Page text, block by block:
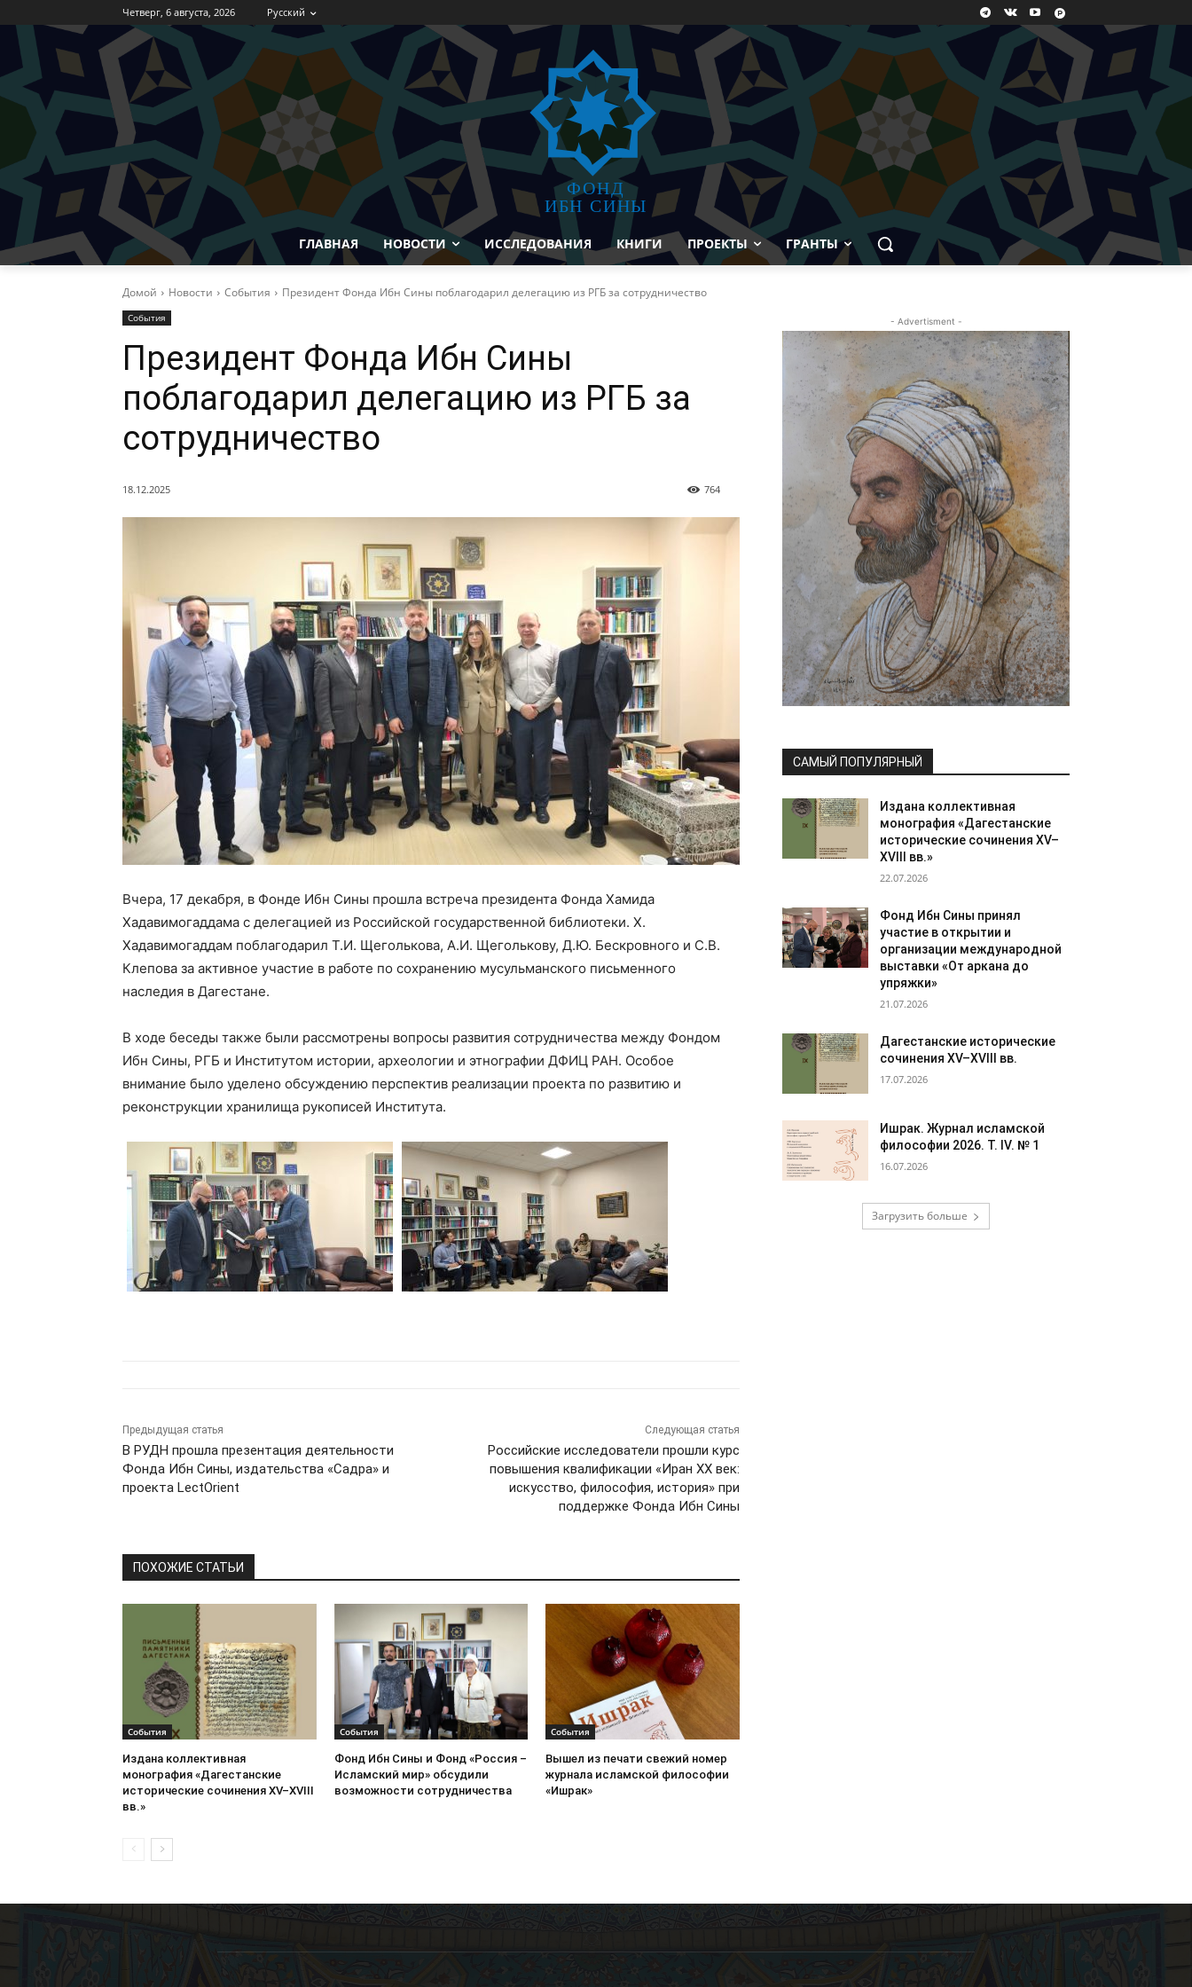
Четверг, 6 августа, 2026 Русский
ФОНД
ИБН СИНЫ
ГЛАВНАЯ НОВОСТИ ИССЛЕДОВАНИЯ КНИГИ ПРОЕКТЫ ГРАНТЫ
Домой Новости События Президент Фонда Ибн Сины поблагодарил делегацию из РГБ за сотрудничество
События
Президент Фонда Ибн Сины
поблагодарил делегацию из РГБ за
сотрудничество
18.12.2025 764
Вчера, 17 декабря, в Фонде Ибн Сины прошла встреча президента Фонда Хамида
Хадавимогаддама с делегацией из Российской государственной библиотеки. Х.
Хадавимогаддам поблагодарил Т.И. Щеголькова, А.И. Щеголькову, Д.Ю. Бескровного и С.В.
Клепова за активное участие в работе по сохранению мусульманского письменного
наследия в Дагестане.
В ходе беседы также были рассмотрены вопросы развития сотрудничества между Фондом
Ибн Сины, РГБ и Институтом истории, археологии и этнографии ДФИЦ РАН. Особое
внимание было уделено обсуждению перспектив реализации проекта по развитию и
реконструкции хранилища рукописей Института.
Предыдущая статья
В РУДН прошла презентация деятельности
Фонда Ибн Сины, издательства «Садра» и
проекта LectOrient
Следующая статья
Российские исследователи прошли курс
повышения квалификации «Иран XX век:
искусство, философия, история» при
поддержке Фонда Ибн Сины
ПОХОЖИЕ СТАТЬИ
События
Издана коллективная
монография «Дагестанские
исторические сочинения XV–XVIII
вв.»
События
Фонд Ибн Сины и Фонд «Россия –
Исламский мир» обсудили
возможности сотрудничества
События
Вышел из печати свежий номер
журнала исламской философии
«Ишрак»
- Advertisment -
САМЫЙ ПОПУЛЯРНЫЙ
Издана коллективная
монография «Дагестанские
исторические сочинения XV–
XVIII вв.»
22.07.2026
Фонд Ибн Сины принял
участие в открытии и
организации международной
выставки «От аркана до
упряжки»
21.07.2026
Дагестанские исторические
сочинения XV–XVIII вв.
17.07.2026
Ишрак. Журнал исламской
философии 2026. Т. IV. № 1
16.07.2026
Загрузить больше